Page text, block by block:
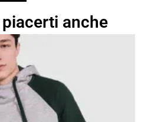
anche
da
16,84 €
a
24,05 €